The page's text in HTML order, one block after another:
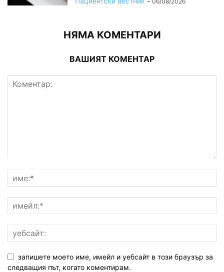
НЯМА КОМЕНТАРИ
ВАШИЯТ КОМЕНТАР
запишете моето име, имейл и уебсайт в този браузър за
следващия път, когато коментирам.